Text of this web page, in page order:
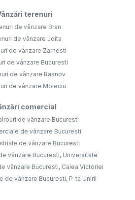
terenuri
de vânzare Bran
de vânzare Joita
de vânzare Zarnesti
de vânzare Bucuresti
de vânzare Rasnov
de vânzare Moieciu
comercial
de vânzare Bucuresti
de vânzare Bucuresti
de vânzare Bucuresti
vânzare Bucuresti, Universitate
vânzare Bucuresti, Calea Victoriei
de vânzare Bucuresti, P-ta Unirii